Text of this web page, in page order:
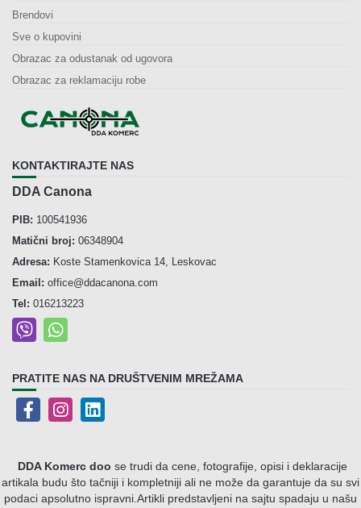
Brendovi
Sve o kupovini
Obrazac za odustanak od ugovora
Obrazac za reklamaciju robe
KONTAKTIRAJTE NAS
DDA Canona
PIB: 100541936
Matični broj: 06348904
Adresa: Koste Stamenkovica 14, Leskovac
Email: office@ddacanona.com
Tel: 016213223
PRATITE NAS NA DRUŠTVENIM MREŽAMA
DDA Komerc doo se trudi da cene, fotografije, opisi i deklaracije
artikala budu što tačniji i kompletniji ali ne može da garantuje da su svi
podaci apsolutno ispravni. Artikli predstavljeni na sajtu spadaju u našu